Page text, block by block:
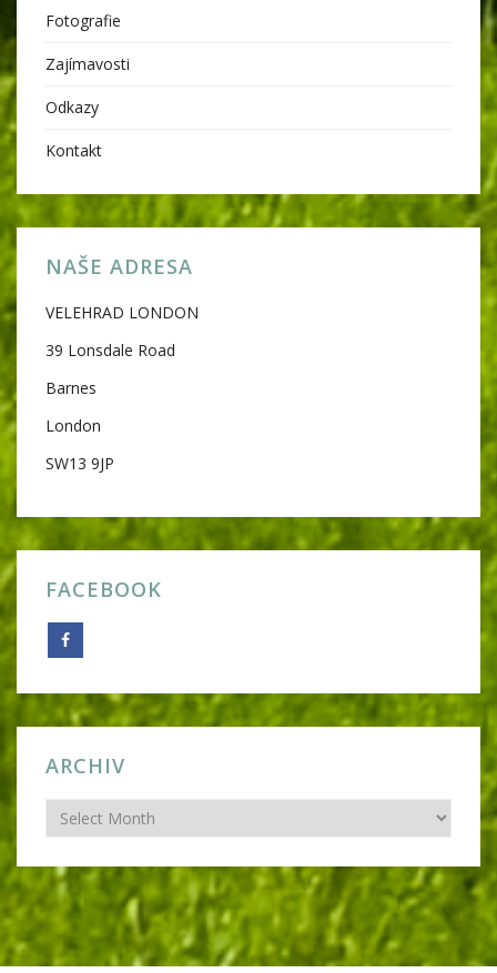
Fotografie
Zajímavosti
Odkazy
Kontakt
NAŠE ADRESA
VELEHRAD LONDON
39 Lonsdale Road
Barnes
London
SW13 9JP
FACEBOOK
ARCHIV
Archiv